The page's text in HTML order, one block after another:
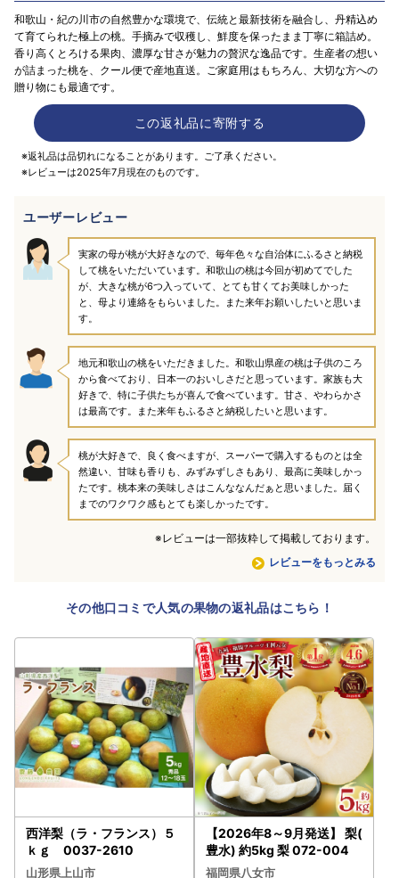
和歌山・紀の川市の自然豊かな環境で、伝統と最新技術を融合し、丹精込め
て育てられた極上の桃。手摘みで収穫し、鮮度を保ったまま丁寧に箱詰め。
香り高くとろける果肉、濃厚な甘さが魅力の贅沢な逸品です。生産者の想い
が詰まった桃を、クール便で産地直送。ご家庭用はもちろん、大切な方への
贈り物にも最適です。
この返礼品に寄附する
※返礼品は品切れになることがあります。ご了承ください。
※レビューは2025年7月現在のものです。
ユーザーレビュー
レビューをもっとみる
実家の母が桃が大好きなので、毎年色々な自治体にふるさと納税
して桃をいただいています。和歌山の桃は今回が初めてでした
が、大きな桃が6つ入っていて、とても甘くてお美味しかった
と、母より連絡をもらいました。また来年お願いしたいと思いま
す。
地元和歌山の桃をいただきました。和歌山県産の桃は子供のころ
から食べており、日本一のおいしさだと思っています。家族も大
好きで、特に子供たちが喜んで食べています。甘さ、やわらかさ
は最高です。また来年もふるさと納税したいと思います。
桃が大好きで、良く食べますが、スーパーで購入するものとは全
然違い、甘味も香りも、みずみずしさもあり、最高に美味しかっ
たです。桃本来の美味しさはこんななんだぁと思いました。届く
までのワクワク感もとても楽しかったです。
※レビューは一部抜粋して掲載しております。
その他口コミで人気の果物の返礼品はこちら！
西洋梨（ラ・フランス）５
ｋｇ 0037-2610
山形県上山市
【2026年8～9月発送】 梨(
豊水) 約5kg 梨 072-004
福岡県八女市